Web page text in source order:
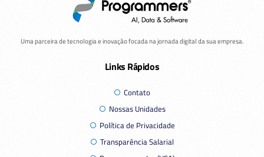
Uma parceira de tecnologia e inovação focada na jornada digital da sua empresa.
Links Rápidos
Contato
Nossas Unidades
Política de Privacidade
Transparência Salarial